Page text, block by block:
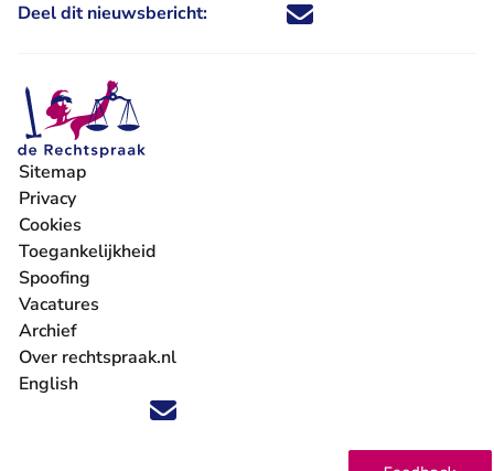
Deel dit nieuwsbericht: Deel dit nieuwsbericht via X -
Deel dit nieuwsbericht via
Deel dit nieuwsbericht
Deel dit
Volg ons op X (Twitter) - U verlaat Rechtspraak.nl
Volg ons op Facebook - U verlaat Rechtspraak.nl
Volg ons op Instagram - U verlaat Rechtspraak.nl
Volg ons op Youtube - U verlaat Rechtspraak.nl
Volg ons op LinkedIn - U verlaat
'Blijf op de hoogte' nieuwsbrief - U verlaat
Sitemap
Privacy
Cookies
Toegankelijkheid
Spoofing
Vacatures
- U verlaat Rechtspraak.nl
Archief
Over rechtspraak.nl
English